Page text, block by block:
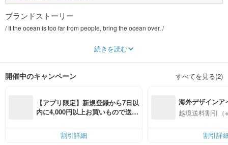
ブランドストーリー
/ If the ocean is too far from people, bring the ocean over. /
"Sea Wave" explores people's impression of the ocean and the connotation of
marine culture. Through design, it brings new imagination to the relationship
続きを読む
開催中のキャンペーン すべてを見る(2)
【アプリ限定】新規登録から7日以
内に4,000円以上お買いもので送料
割引詳細
海外デザインア
入
越境送料割引（
割引詳